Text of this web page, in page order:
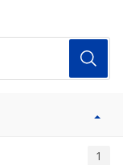
1